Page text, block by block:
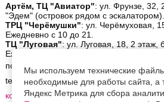
Артём, ТЦ "Авиатор": ул. Фрунзе, 32,
"Эдем" (островок рядом с
ТРЦ "Черёмушки": ул. Черёмуховая,
Ежедневно с 10 до 21.
ТЦ "Луговая": ул. Луговая, 18, 2
Ежедневно с 10 до 19.
позвонить:
| написать:
telegram:+7-902-559-08-30| whatsapp:
контакты
Мы используем технические
необходимые для работы сайта, а
Яндекс Метрика для сбора